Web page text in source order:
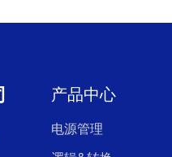
产品中心
电源管理